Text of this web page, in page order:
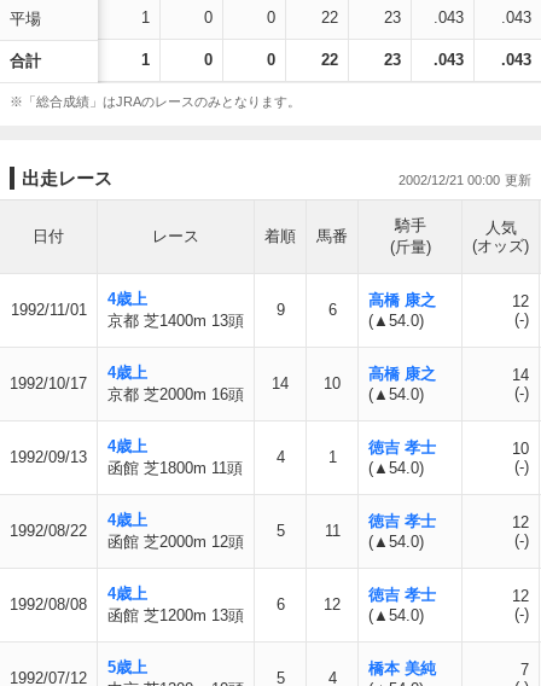
平場
合計
1 0 0 22 23 .043 .043
1 0 0 22 23 .043 .043
※「総合成績」はJRAのレースのみとなります。
出走レース 2002/12/21 00:00
日付 レース 着順 馬番
騎手
(斤量)
人気
(オッズ)
1992/11/01
4歳上
京都 芝1400m 13頭
9 6
高橋 康之
(▲54.0)
12
(-)
1992/10/17
4歳上
京都 芝2000m 16頭
14 10
高橋 康之
(▲54.0)
14
(-)
1992/09/13
4歳上
函館 芝1800m 11頭
4 1
徳吉 孝士
(▲54.0)
10
(-)
1992/08/22
4歳上
函館 芝2000m 12頭
5 11
徳吉 孝士
(▲54.0)
12
(-)
1992/08/08
4歳上
函館 芝1200m 13頭
6 12
徳吉 孝士
(▲54.0)
12
(-)
1992/07/12
5歳上
5 4
橋本 美純
7